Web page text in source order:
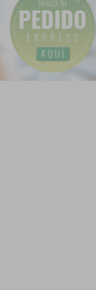
Blog
Contacto
Boletín